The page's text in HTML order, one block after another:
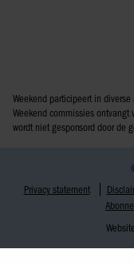
Weekend participeert in
Weekend commissies
wordt niet gesponsord door de
Privacy statement